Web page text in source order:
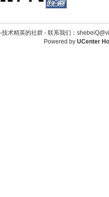
技术精英的社群 - 联系我们：
Powered by UCenter